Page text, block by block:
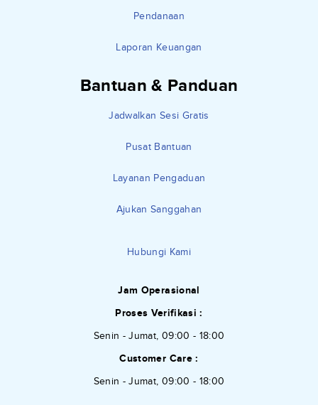
Pendanaan
Laporan Keuangan
Bantuan & Panduan
Jadwalkan Sesi Gratis
Pusat Bantuan
Layanan Pengaduan
Ajukan Sanggahan
Hubungi Kami
Jam Operasional
Proses Verifikasi :
Senin - Jumat, 09:00 - 18:00
Customer Care :
Senin - Jumat, 09:00 - 18:00